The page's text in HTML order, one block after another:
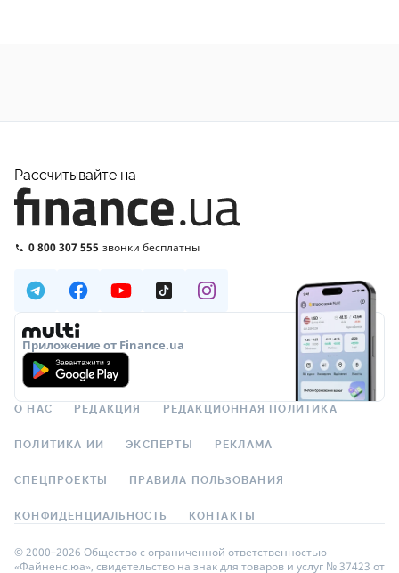
Рассчитывайте на
0 800 307 555 звонки бесплатны
Приложение от Finance.ua
О НАС РЕДАКЦИЯ РЕДАКЦИОННАЯ ПОЛИТИКА
ПОЛИТИКА ИИ ЭКСПЕРТЫ РЕКЛАМА
СПЕЦПРОЕКТЫ ПРАВИЛА ПОЛЬЗОВАНИЯ
КОНФИДЕНЦИАЛЬНОСТЬ КОНТАКТЫ
© 2000–2026 Общество с ограниченной ответственностью
«Файненс.юа», свидетельство на знак для товаров и услуг № 37423 от